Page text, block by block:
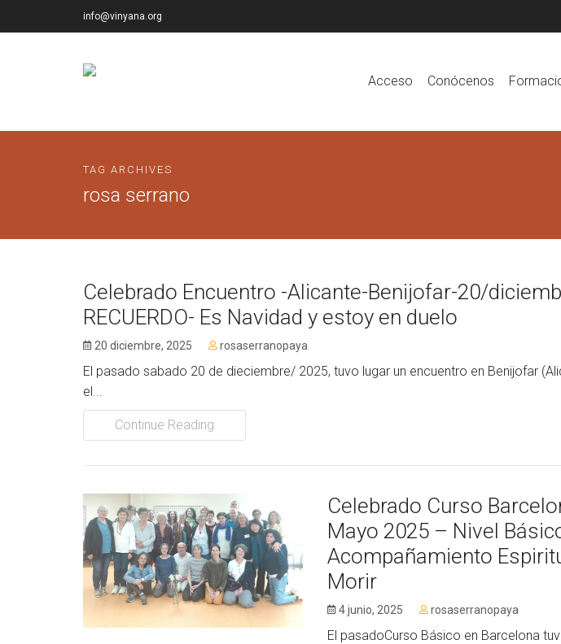
info@vinyana.org
Acceso Conócenos
TAG ARCHIVES
rosa serrano
Celebrado Encuentro -Alicante-Benijofar-20/
RECUERDO- Es Navidad y estoy en duelo
20 diciembre, 2025 rosaserranopaya
El pasado sabado 20 de dieciembre/ 2025, tuvo lugar un encuentro en Benijofar
el...
Continue Reading
Celebrado Curso
Mayo 2025 – Nivel
Acompañamiento
Morir
4 junio, 2025 rosaserranopaya
El pasadoCurso Básico en Barcelona